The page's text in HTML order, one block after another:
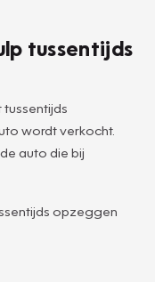
tussentijds
tussentijds
wordt verkocht.
auto die bij
opzeggen